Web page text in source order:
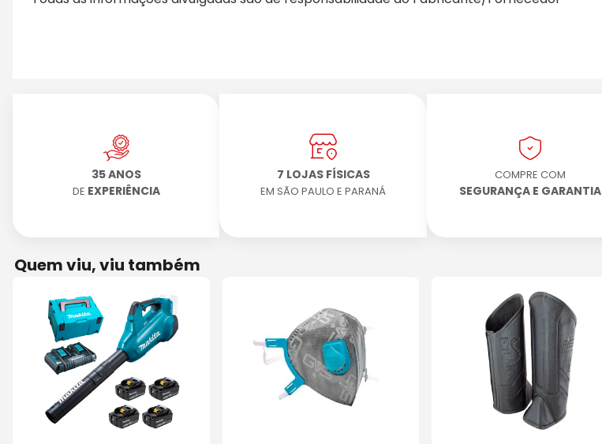
35 ANOS
DE EXPERIÊNCIA
7 LOJAS FÍSICAS
EM SÃO PAULO E PARANÁ
COMPRE COM
SEGURANÇA E GARANTIA
Quem viu, viu também